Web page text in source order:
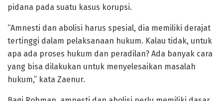
pidana pada suatu kasus korupsi.
“Amnesti dan abolisi harus spesial, dia memiliki derajat
tertinggi dalam pelaksanaan hukum. Kalau tidak, untuk
apa ada proses hukum dan peradilan? Ada banyak cara
yang bisa dilakukan untuk menyelesaikan masalah
hukum,” kata Zaenur.